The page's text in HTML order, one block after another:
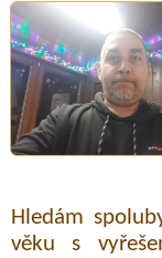
Hledám
věku s